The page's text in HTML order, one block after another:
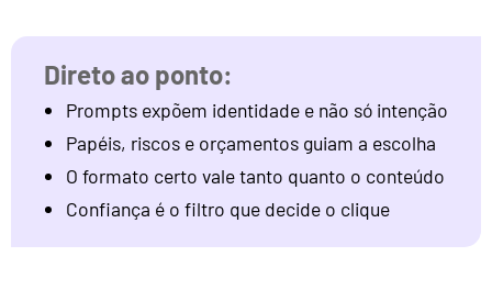
Prompts expõem identidade e não só intenção
Papéis, riscos e orçamentos guiam a escolha
O formato certo vale tanto quanto o conteúdo
Confiança é o filtro que decide o clique